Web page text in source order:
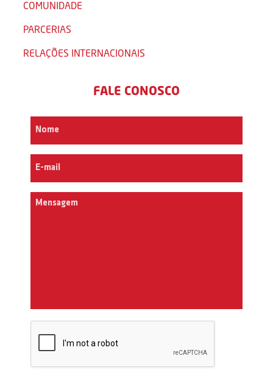
COMUNIDADE
PARCERIAS
RELAÇÕES INTERNACIONAIS
FALE CONOSCO